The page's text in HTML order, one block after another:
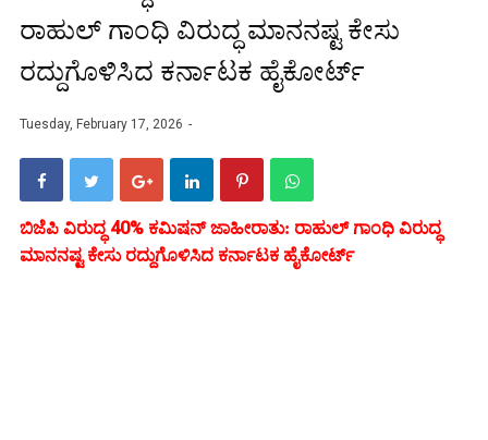
ರಾಹುಲ್ ಗಾಂಧಿ ವಿರುದ್ಧ ಮಾನನಷ್ಟ ಕೇಸು
ರದ್ದುಗೊಳಿಸಿದ ಕರ್ನಾಟಕ ಹೈಕೋರ್ಟ್‌
Tuesday, February 17, 2026
ಬಿಜೆಪಿ ವಿರುದ್ಧ 40% ಕಮಿಷನ್ ಜಾಹೀರಾತು: ರಾಹುಲ್ ಗಾಂಧಿ ವಿರುದ್ಧ
ಮಾನನಷ್ಟ ಕೇಸು ರದ್ದುಗೊಳಿಸಿದ ಕರ್ನಾಟಕ ಹೈಕೋರ್ಟ್‌